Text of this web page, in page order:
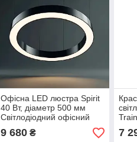
Офісна LED люстра Spirit
40 Вт, діаметр 500 мм
Світлодіодний офісний
світильник кільце, офісне
освітлення
9 680₴
для
7